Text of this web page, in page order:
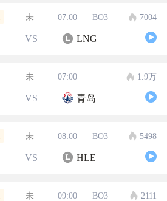
未 07:00 BO3 7004
VS LNG
未 07:00 1.9万
VS 青岛
未 08:00 BO3 5498
VS HLE
未 09:00 BO3 2111